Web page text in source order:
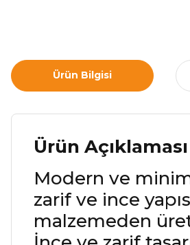
Ürün Bilgisi
Ürün Açıklaması
Modern ve
zarif ve ince
malzemeden